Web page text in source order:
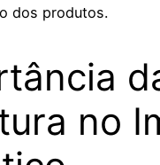
dos produtos.
no